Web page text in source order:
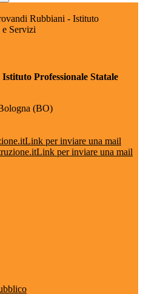
Rubbiani - Istituto
e Servizi
Professionale Statale
(BO)
Link per inviare una mail
Link per inviare una mail